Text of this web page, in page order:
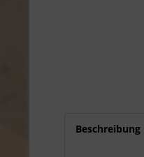
Beschreibung